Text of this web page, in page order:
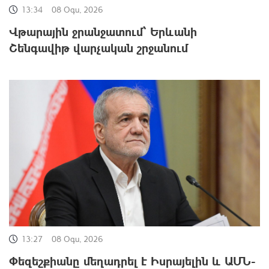
13:34 08 Օգս, 2026
Վթարային ջրանջատում` Երևանի
Շենգավիթ վարչական շրջանում
13:27 08 Օգս, 2026
Փեզեշքիանը մեղադրել է Իսրայելին և ԱՄՆ-